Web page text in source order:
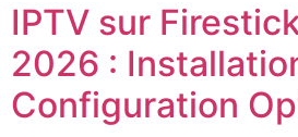
IPTV sur
2026 :
Configuration